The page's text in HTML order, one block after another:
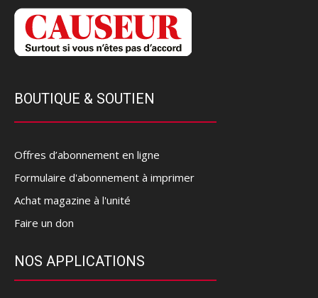
BOUTIQUE & SOUTIEN
Offres d’abonnement en ligne
Formulaire d'abonnement à imprimer
Achat magazine à l'unité
Faire un don
NOS APPLICATIONS